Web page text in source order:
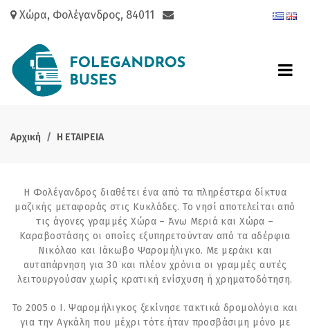
Χώρα, Φολέγανδρος, 84011
Αρχική H ΕΤΑΙΡΕΙΑ
Η Φολέγανδρος διαθέτει ένα από τα πληρέστερα δίκτυα
μαζικής μεταφοράς στις Κυκλάδες. Το νησί αποτελείται από
τις άγονες γραμμές Χώρα – Άνω Μεριά και Χώρα –
Καραβοστάσης οι οποίες εξυπηρετούνταν από τα αδέρφια
Νικόλαο και Ιάκωβο Ψαρομήλιγκο. Με μεράκι και
αυταπάρνηση για 30 και πλέον χρόνια οι γραμμές αυτές
λειτουργούσαν χωρίς κρατική ενίσχυση ή χρηματοδότηση.
Το 2005 ο Ι. Ψαρομήλιγκος ξεκίνησε τακτικά δρομολόγια και
για την Αγκάλη που μέχρι τότε ήταν προσβάσιμη μόνο με